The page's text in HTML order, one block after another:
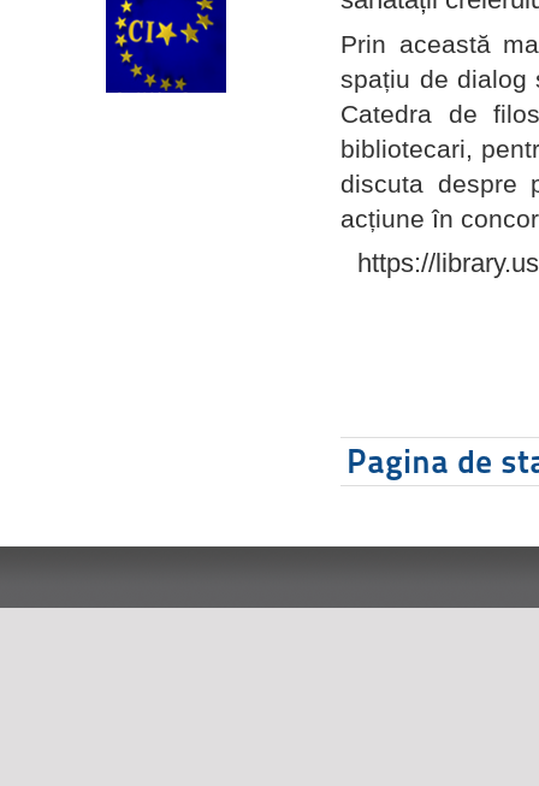
Prin această
spațiu de dialog
Catedra de
bibliotecari,
discuta despre
acțiune în
https://
Pagina de